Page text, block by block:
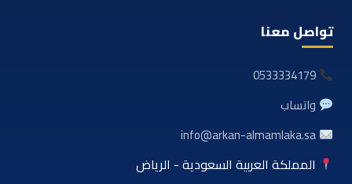
تواصل معنا
0533334179
واتساب
info@arkan-almamlaka.sa
المملكة العربية السعودية - الرياض